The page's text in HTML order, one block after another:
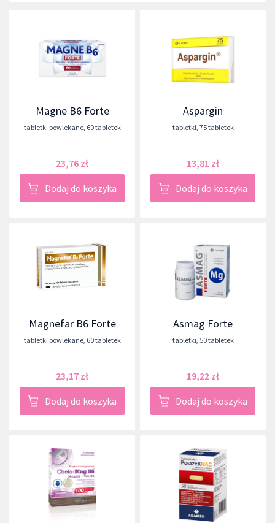
Magne B6 Forte
tabletki powlekane, 60 tabletek
23,76 zł
Dodaj do koszyka
Aspargin
tabletki 75 tabletek
13,81 zł
Dodaj do koszyka
Magnefar B6 Forte
tabletki powlekane, 60 tabletek
23,17 zł
Dodaj do koszyka
Asmag Forte
tabletki 50 tabletek
19,22 zł
Dodaj do koszyka